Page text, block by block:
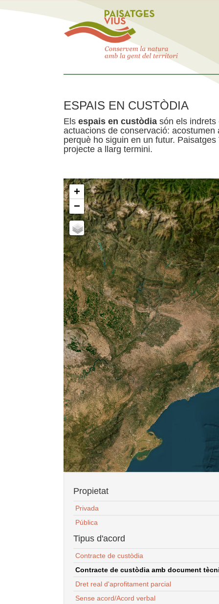
ESPAIS EN CUSTÒDIA
Els espais en custòdia són els indrets
actuacions de conservació:
perquè ho siguin en un futur.
projecte a llarg termini.
+
−
Propietat
Privada
Pública
Tipus d'acord
Contracte de custòdia
Contracte de custòdia amb document
Dret real d'aprofitament parcial
Sense acord/Acord verbal